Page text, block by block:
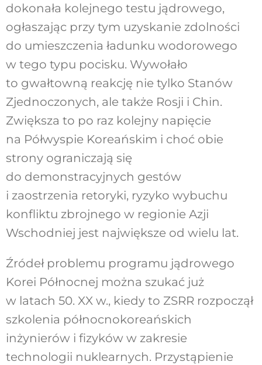
dokonała kolejnego testu jądrowego,
ogłaszając przy tym uzyskanie zdolności
do umieszczenia ładunku wodorowego
w tego typu pocisku. Wywołało
to gwałtowną reakcję nie tylko Stanów
Zjednoczonych, ale także Rosji i Chin.
Zwiększa to po raz kolejny napięcie
na Półwyspie Koreańskim i choć obie
strony ograniczają się
do demonstracyjnych gestów
i zaostrzenia retoryki, ryzyko wybuchu
konfliktu zbrojnego w regionie Azji
Wschodniej jest największe od wielu lat.
Źródeł problemu programu jądrowego
Korei Północnej można szukać już
w latach 50. XX w., kiedy to ZSRR rozpoczął
szkolenia północnokoreańskich
inżynierów i fizyków w zakresie
technologii nuklearnych. Przystąpienie